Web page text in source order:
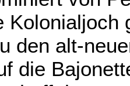
Kolonialjoch
den alt-
die